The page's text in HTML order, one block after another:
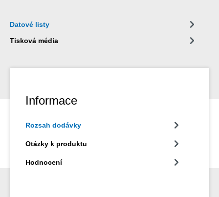
Datové listy
Tisková média
Informace
Rozsah dodávky
Otázky k produktu
Hodnocení